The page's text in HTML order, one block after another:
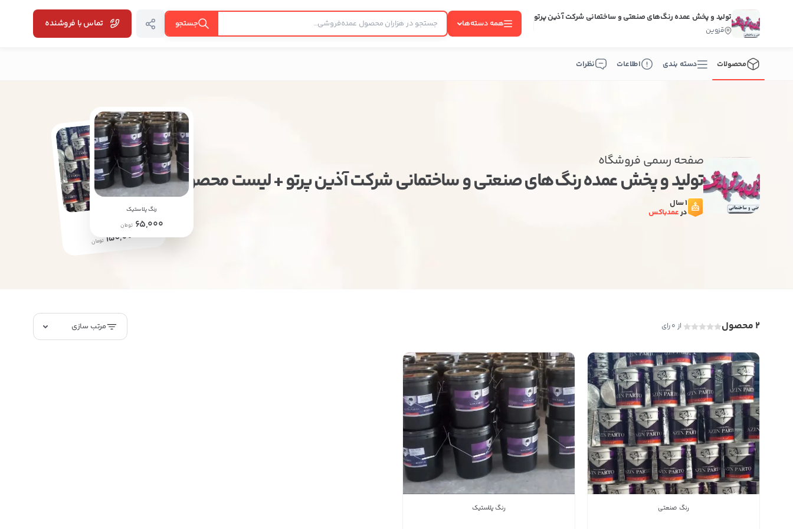
تولید و پخش عمده رنگ‌های صنعتی و ساختمانی شرکت آذین پرتو
قزوین
همه دسته‌ها جستجو تماس با فروشنده
محصولات دسته بندی اطلاعات نظرات
صفحه رسمی فروشگاه
تولید و پخش عمده رنگ‌های صنعتی و ساختمانی شرکت آذین پرتو + لیست محصولات
1 سال
درعمدباکس
رنگ صنعتی
150,000تومان
رنگ پلاستیک
65,000 تومان
2 محصول از 0 رای مرتب سازی
رنگ صنعتی رنگ پلاستیک
شماره تماس
راه های دیگر ارتباطی
پیام در تلگرام
پیام در واتس‌اپ
بدیهی است عمدباکس هیچ نوع مسئولیتی در قبال نداشته